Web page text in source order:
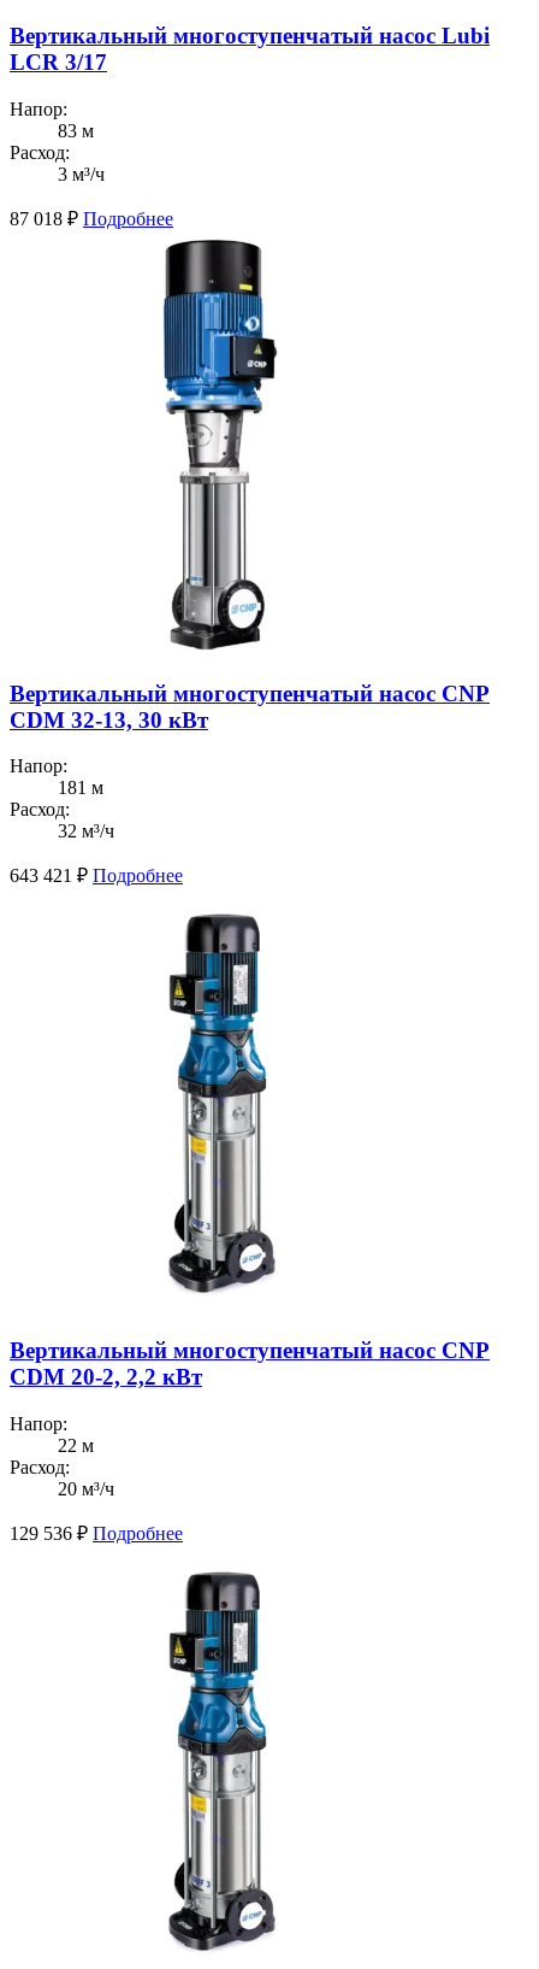
Вертикальный многоступенчатый насос Lubi
LCR 3/17
Напор:
83 м
Расход:
3 м³/ч
87 018 ₽ Подробнее
Вертикальный многоступенчатый насос CNP
CDM 32-13, 30 кВт
Напор:
181 м
Расход:
32 м³/ч
643 421 ₽ Подробнее
Вертикальный многоступенчатый насос CNP
CDM 20-2, 2,2 кВт
Напор:
22 м
Расход:
20 м³/ч
129 536 ₽ Подробнее